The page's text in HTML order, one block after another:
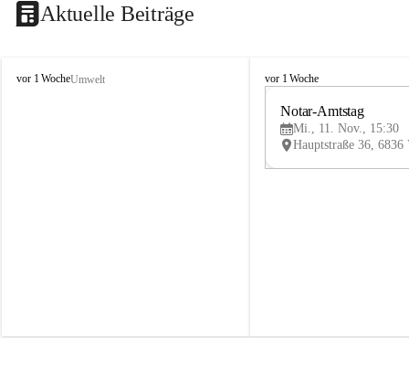
Aktuelle Beiträge
V
vor 1 WocheUmwelt
V
vor 1 Woche
Notar-Amtstag
Mi., 11. Nov., 15:30